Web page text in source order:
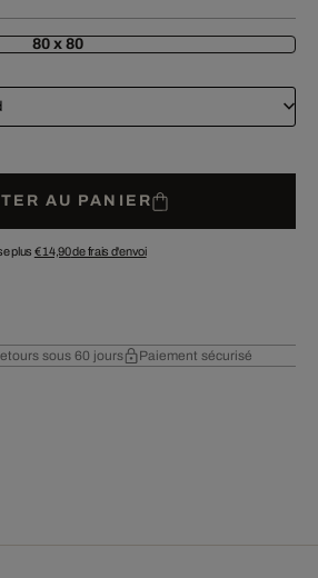
80 x 80
AU PANIER
plus € 14,90de frais d'envoi
sous 60 jours Paiement sécurisé